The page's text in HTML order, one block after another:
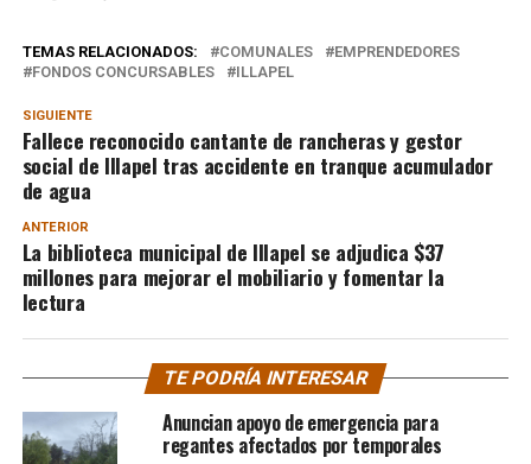
TEMAS RELACIONADOS: COMUNALES
EMPRENDEDORES
FONDOS CONCURSABLES
ILLAPEL
SIGUIENTE
Fallece reconocido cantante de rancheras y gestor
social de Illapel tras accidente en tranque acumulador
de agua
ANTERIOR
La biblioteca municipal de Illapel se adjudica $37
millones para mejorar el mobiliario y fomentar la
lectura
TE PODRÍA INTERESAR
Anuncian apoyo de emergencia para
regantes afectados por temporales